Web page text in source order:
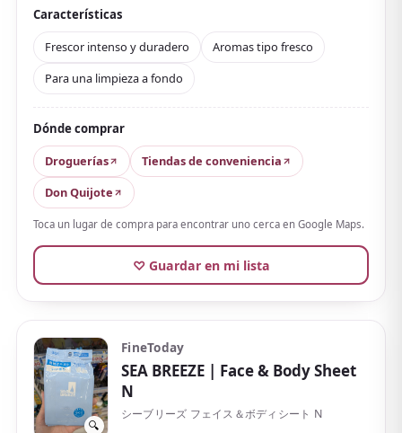
el sudor, la sensación pegajosa y la suciedad.
Con alto contenido de mentol y con principios activos
antibacterianos y antitranspirantes (quasi-fármaco),
también cuida el olor del sudor. Lo que más destaca
momento de secarte, la piel se va enfriando poco a
poco y mucha gente siente «casi frío» al recibir
viento o aire acondicionado
Por otro lado, la sensación de alcohol es más fuerte,
ligero escozor. Hay más de cinco aromas, como cítrico
helado y melocotón, y el cítrico poco dulce gusta
El pack familiar de 30 también es económico, un
clásico para salir en verano y tras el deporte.
Características
Frescor intenso y duradero
Aromas tipo fresco
Para una limpieza a fondo
Dónde comprar
Droguerías
Tiendas de conveniencia
Don Quijote
Toca un lugar de compra para encontrar uno cerca en Google Maps.
♡ Guardar en mi lista
🔍
FineToday
SEA BREEZE | Face & Body Sheet
N
シーブリーズ フェイス＆ボディシート N